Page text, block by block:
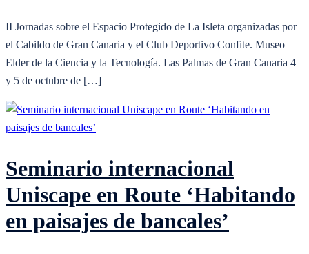
II Jornadas sobre el Espacio Protegido de La Isleta organizadas por
el Cabildo de Gran Canaria y el Club Deportivo Confite. Museo
Elder de la Ciencia y la Tecnología. Las Palmas de Gran Canaria 4
y 5 de octubre de […]
Seminario internacional
Uniscape en Route ‘Habitando
en paisajes de bancales’